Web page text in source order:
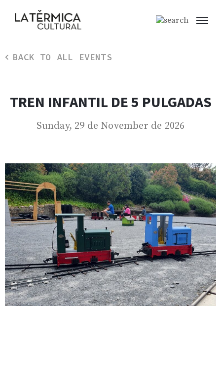
BACK TO ALL EVENTS
TREN INFANTIL DE 5 PULGADAS
Sunday, 29 de November de 2026